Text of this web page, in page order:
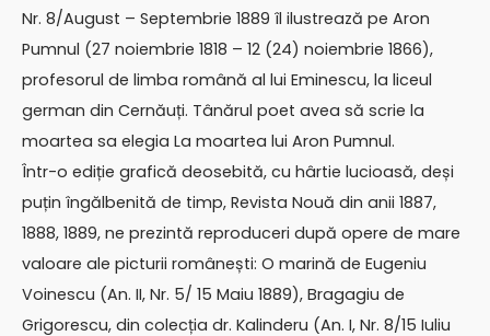
Nr. 8/August – Septembrie 1889 îl ilustrează pe Aron
Pumnul (27 noiembrie 1818 – 12 (24) noiembrie 1866),
profesorul de limba română al lui Eminescu, la liceul
german din Cernăuți. Tânărul poet avea să scrie la
moartea sa elegia La moartea lui Aron Pumnul.
Într-o ediție grafică deosebită, cu hârtie lucioasă, deși
puțin îngălbenită de timp, Revista Nouă din anii 1887,
1888, 1889, ne prezintă reproduceri după opere de mare
valoare ale picturii românești: O marină de Eugeniu
Voinescu (An. II, Nr. 5/ 15 Maiu 1889), Bragagiu de
Grigorescu, din colecția dr. Kalinderu (An. I, Nr. 8/15 Iuliu